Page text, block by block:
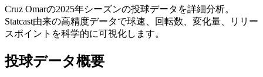
Cruz Omarの2025年シーズンの投球データを詳細分析。
Statcast由来の高精度データで球速、回転数、変化量、リリー
スポイントを科学的に可視化します。
投球データ概要